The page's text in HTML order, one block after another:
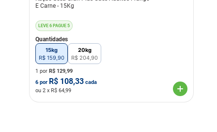
E Carne - 15Kg
LEVE 6 PAGUE 5
Quantidades
15kg
R$ 159,90
20kg
R$ 204,90
1 por R$ 129,99
6 por R$ 108,33 cada
ou 2 x R$ 64,99